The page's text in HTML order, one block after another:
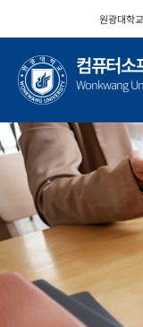
뛰
기
원광대학교
컴퓨터소
Wonkwang